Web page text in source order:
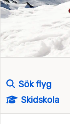
Sök flyg
Skidskola